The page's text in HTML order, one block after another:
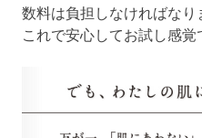
数料は負担しなければなり
これで安心してお試し感覚